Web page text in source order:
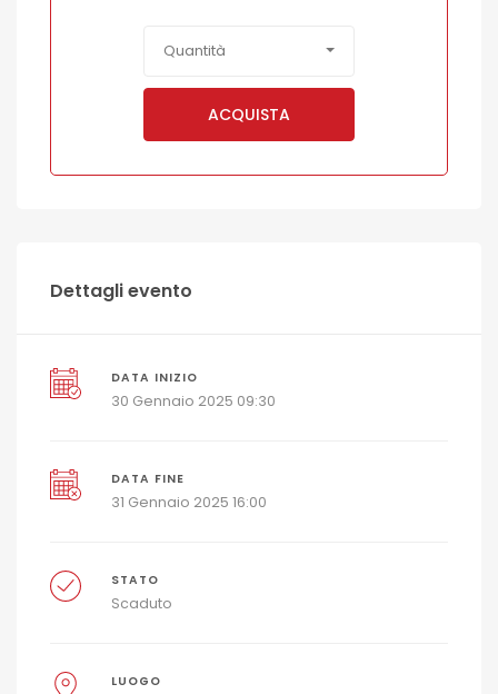
Quantità
ACQUISTA
Dettagli evento
DATA INIZIO
30 Gennaio 2025 09:30
DATA FINE
31 Gennaio 2025 16:00
STATO
Scaduto
LUOGO